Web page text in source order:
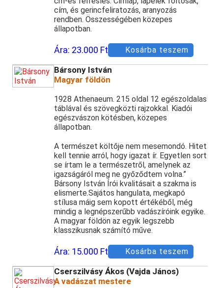
cím, és gerincfeliratozás, aranyozás
rendben. Összességében közepes
állapotban.
Ára: 23.000 Ft Kosárba teszem
Bársony István
Magyar földön
1928 Athenaeum. 215 oldal 12 egészoldalas
táblával és szövegközti rajzokkal. Kiadói
egészvászon kötésben, közepes
állapotban.
A természet költője nem mesemondó. Hitet
kell tennie arról, hogy igazat ír. Egyetlen sort
se írtam le a természetről, amelynek az
igazságáról meg ne győződtem volna.”
Bársony István Írói kvalitásait a szakma is
elismerte.Sajátos hangulata, megkapó
stílusa máig sem kopott értékéből, még
mindig a legnépszerűbb vadászíróink egyike.
A magyar földön az egyik legszebb
klasszikusnak számító műve.
Ára: 15.000 Ft Kosárba teszem
Cserszilvásy Ákos (Vajda János)
A vadászat mestere